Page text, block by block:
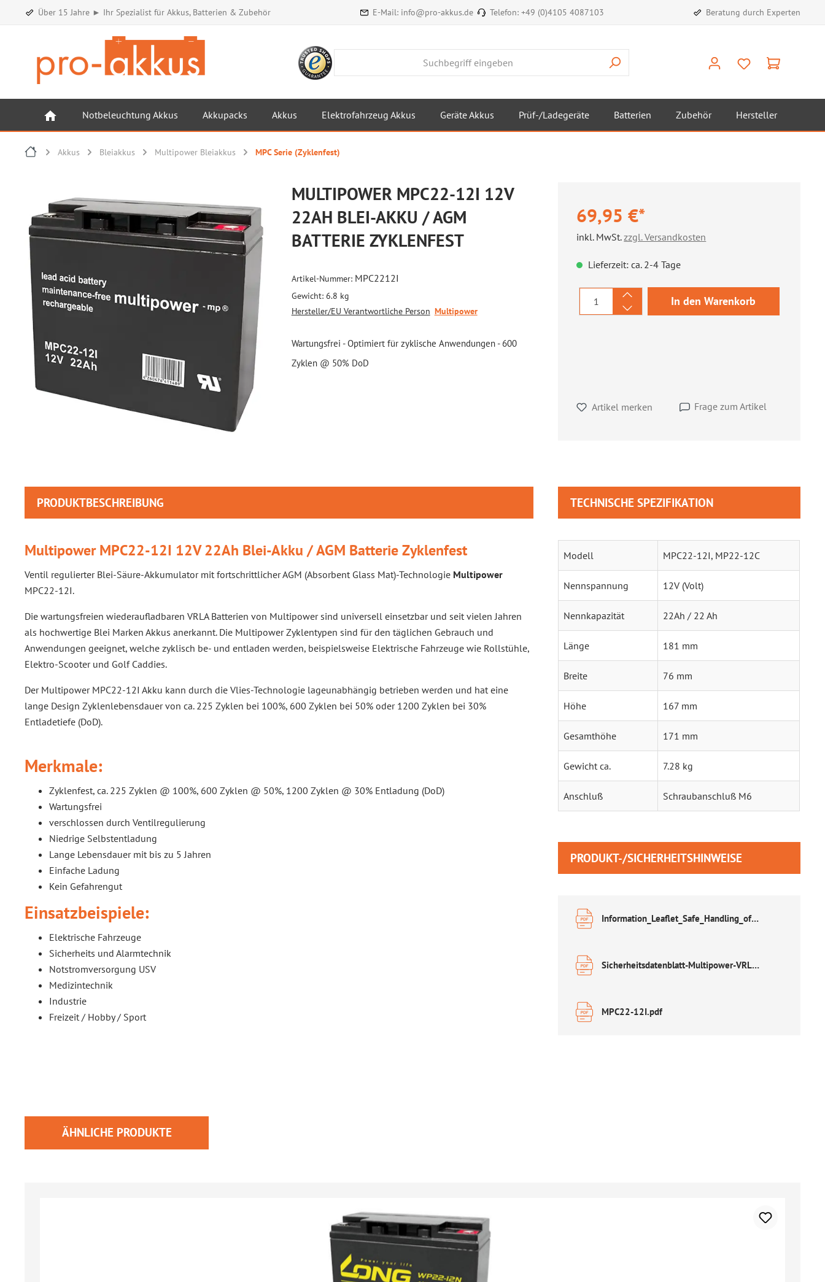
Über 15 Jahre ► Ihr Spezialist für Akkus, Batterien & Zubehör E-Mail: info@pro-akkus.de Telefon: +49 (0)4105 4087103 Beratung durch Experten
Notbeleuchtung Akkus Akkupacks Akkus Elektrofahrzeug Akkus Geräte Akkus Prüf-/Ladegeräte Batterien Zubehör Hersteller
Akkus Bleiakkus Multipower Bleiakkus MPC Serie (Zyklenfest)
MULTIPOWER MPC22-12I 12V
22AH BLEI-AKKU / AGM
BATTERIE ZYKLENFEST
Artikel-Nummer: MPC2212I
Gewicht: 6.8 kg
Hersteller/EU Verantwortliche Person Multipower
Wartungsfrei - Optimiert für zyklische Anwendungen - 600
Zyklen @ 50% DoD
69,95 €*
inkl. MwSt.zzgl. Versandkosten
Lieferzeit: ca. 2-4 Tage
Produkt Anzahl: Gib den
In den Warenkorb
Artikel merken Frage zum Artikel
PRODUKTBESCHREIBUNG
Multipower MPC22-12I 12V 22Ah Blei-Akku / AGM Batterie Zyklenfest
Ventil regulierter Blei-Säure-Akkumulator mit fortschrittlicher AGM (Absorbent Glass Mat)-Technologie Multipower
MPC22-12I.
Die wartungsfreien wiederaufladbaren VRLA Batterien von Multipower sind universell einsetzbar und seit vielen Jahren
als hochwertige Blei Marken Akkus anerkannt. Die Multipower Zyklentypen sind für den täglichen Gebrauch und
Anwendungen geeignet, welche zyklisch be- und entladen werden, beispielsweise Elektrische Fahrzeuge wie Rollstühle,
Elektro-Scooter und Golf Caddies.
Der Multipower MPC22-12I Akku kann durch die Vlies-Technologie lageunabhängig betrieben werden und hat eine
lange Design Zyklenlebensdauer von ca. 225 Zyklen bei 100%, 600 Zyklen bei 50% oder 1200 Zyklen bei 30%
Entladetiefe (DoD).
Merkmale:
Zyklenfest, ca. 225 Zyklen @ 100%, 600 Zyklen @ 50%, 1200 Zyklen @ 30% Entladung (DoD)
Wartungsfrei
verschlossen durch Ventilregulierung
Niedrige Selbstentladung
Lange Lebensdauer mit bis zu 5 Jahren
Einfache Ladung
Kein Gefahrengut
Einsatzbeispiele:
Elektrische Fahrzeuge
Sicherheits und Alarmtechnik
Notstromversorgung USV
Medizintechnik
Industrie
Freizeit / Hobby / Sport
TECHNISCHE SPEZIFIKATION
Modell MPC22-12I, MP22-12C
Nennspannung 12V (Volt)
Nennkapazität 22Ah / 22 Ah
Länge 181 mm
Breite 76 mm
Höhe 167 mm
Gesamthöhe 171 mm
Gewicht ca. 7.28 kg
Anschluß Schraubanschluß M6
PRODUKT-/SICHERHEITSHINWEISE
Information_Leaflet_Safe_Handling_of_Lead_Acid_Accumulators.pdf
Sicherheitsdatenblatt-Multipower-VRLA.pdf
MPC22-12I.pdf
ÄHNLICHE PRODUKTE